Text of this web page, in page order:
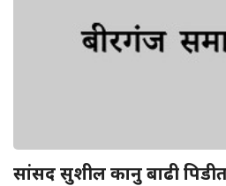
सांसद सुशील कानु बाढी